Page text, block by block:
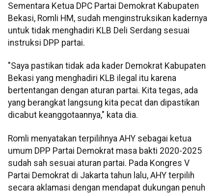
Sementara Ketua DPC Partai Demokrat Kabupaten
Bekasi, Romli HM, sudah menginstruksikan kadernya
untuk tidak menghadiri KLB Deli Serdang sesuai
instruksi DPP partai.
"Saya pastikan tidak ada kader Demokrat Kabupaten
Bekasi yang menghadiri KLB ilegal itu karena
bertentangan dengan aturan partai. Kita tegas, ada
yang berangkat langsung kita pecat dan dipastikan
dicabut keanggotaannya," kata dia.
Romli menyatakan terpilihnya AHY sebagai ketua
umum DPP Partai Demokrat masa bakti 2020-2025
sudah sah sesuai aturan partai. Pada Kongres V
Partai Demokrat di Jakarta tahun lalu, AHY terpilih
secara aklamasi dengan mendapat dukungan penuh